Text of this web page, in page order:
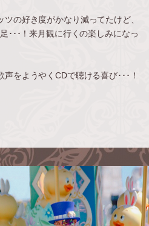
の好き度がかなり減ってたけど、
･･･！来月観に行くの楽しみになっ
をようやくCDで聴ける喜び･･･！